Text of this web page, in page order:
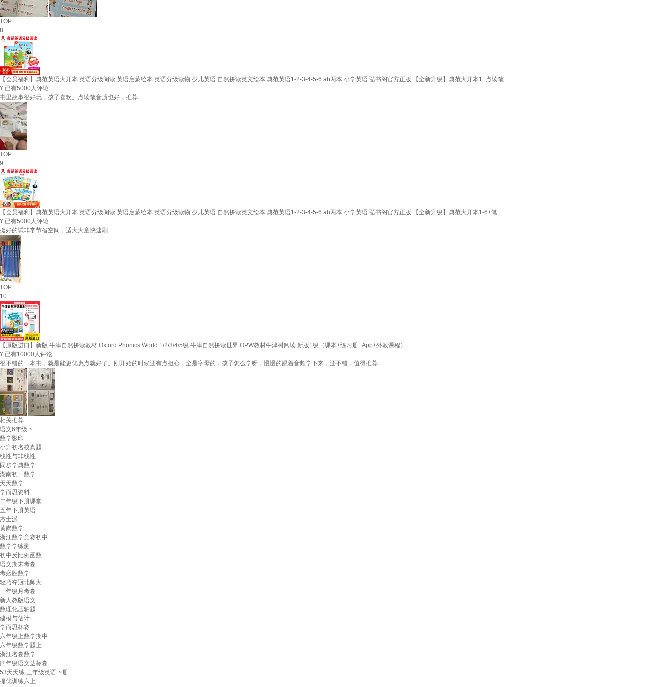
TOP
8
【会员福利】典范英语大开本 英语分级阅读 英语启蒙绘本 英语分级读物 少儿英语 自然拼读英文绘本 典范英语1-2-3-4-5-6 ab两本 小学英语 弘书阁官方正版 【全新升级】典范大开本1+点读笔
¥ 已有5000人评论
书里故事很好玩，孩子喜欢。点读笔音质也好，推荐
TOP
9
【会员福利】典范英语大开本 英语分级阅读 英语启蒙绘本 英语分级读物 少儿英语 自然拼读英文绘本 典范英语1-2-3-4-5-6 ab两本 小学英语 弘书阁官方正版 【全新升级】典范大开本1-6+笔
¥ 已有5000人评论
挺好的试非常节省空间，适大大童快速刷
TOP
10
【原版进口】新版 牛津自然拼读教材 Oxford Phonics World 1/2/3/4/5级 牛津自然拼读世界 OPW教材牛津树阅读 新版1级（课本+练习册+App+外教课程）
¥ 已有10000人评论
很不错的一本书，就是能更优惠点就好了。刚开始的时候还有点担心，全是字母的，孩子怎么学呀，慢慢的跟着音频学下来，还不错，值得推荐
相关推荐
语文6年级下
数学影印
小升初名校真题
线性与非线性
同步学典数学
湖南初一数学
天天数学
学而思资料
二年级下册课堂
五年下册英语
杰士派
黄岗数学
浙江数学竞赛初中
数学学练测
初中反比例函数
语文期末考卷
考必胜数学
轻巧夺冠北师大
一年级月考卷
新人教版语文
数理化压轴题
建模与估计
学而思杯赛
六年级上数学期中
六年级数学题上
浙江名卷数学
四年级语文达标卷
53天天练 三年级英语下册
提优训练六上